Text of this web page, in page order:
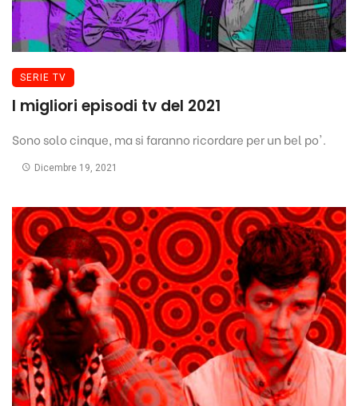
SERIE TV
I migliori episodi tv del 2021
Sono solo cinque, ma si faranno ricordare per un bel po'.
Dicembre 19, 2021